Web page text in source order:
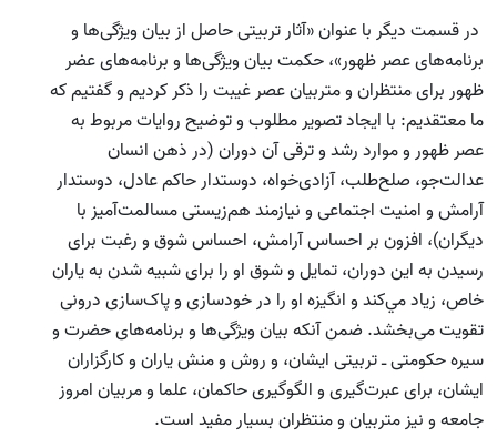
در قسمت ديگر با عنوان «آثار تربيتى حاصل از بيان ويژگى‌ها و
برنامه‌هاى عصر ظهور»، حكمت بيان ویژگی‌ها و برنامه‌های عضر
ظهور براى منتظران و متربيان عصر غيبت را ذكر کرديم و گفتیم كه
ما معتقديم: با ايجاد تصوير مطلوب و توضيح روايات مربوط به
عصر ظهور و موارد رشد و ترقى آن دوران (در ذهن انسان
عدالت‌جو، صلح‌طلب، آزادى‌خواه، دوستدار حاكم عادل، دوستدار
آرامش و امنيت اجتماعى و نيازمند هم‌زيستى مسالمت‌آميز با
ديگران)، افزون بر احساس آرامش، احساس شوق و رغبت براى
رسيدن به اين دوران، تمايل و شوق او را براى شبيه‌ شدن به ياران
خاص، زياد مي‌كند و انگیزه او را در خودسازی و پاک‌سازی درونی
تقویت می‌بخشد. ضمن آنكه بيان ويژگى‌ها و برنامه‌هاى حضرت و
سيره حكومتى ـ تربيتى ايشان، و روش و منش ياران و كارگزاران
ايشان، براى عبرت‌گيرى و الگوگيرى حاكمان، علما و مربيان امروز
جامعه و نیز متربيان و منتظران بسيار مفيد است.